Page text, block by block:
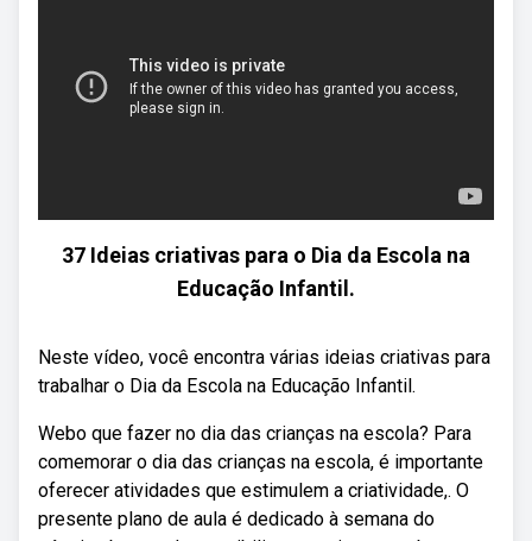
37 Ideias criativas para o Dia da Escola na
Educação Infantil.
Neste vídeo, você encontra várias ideias criativas para
trabalhar o Dia da Escola na Educação Infantil.
Webo que fazer no dia das crianças na escola? Para
comemorar o dia das crianças na escola, é importante
oferecer atividades que estimulem a criatividade,. O
presente plano de aula é dedicado à semana do